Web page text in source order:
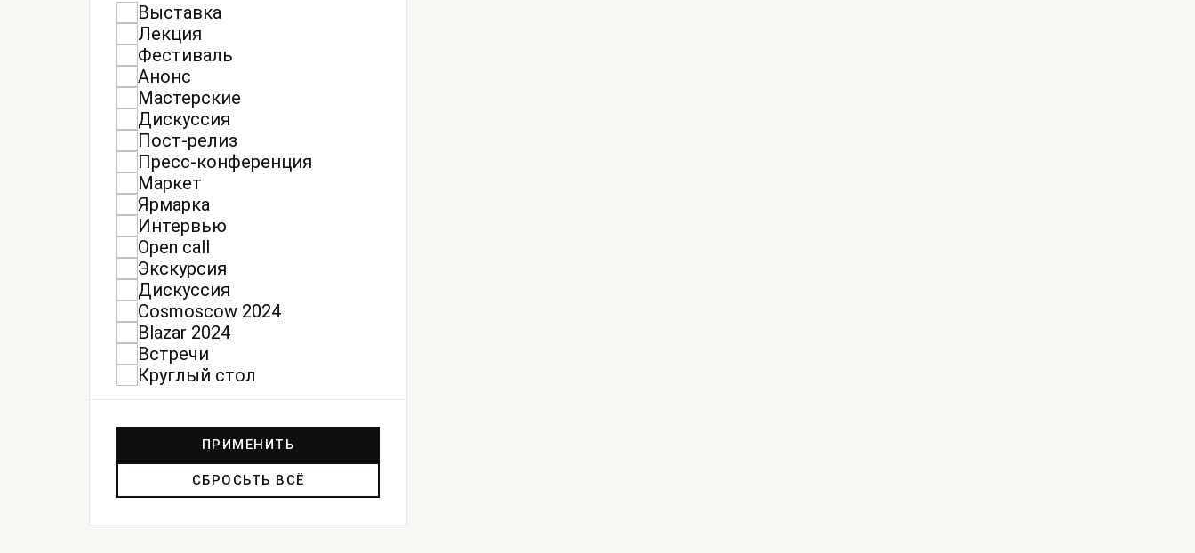
Выставка
Лекция
Фестиваль
Анонс
Мастерские
Дискуссия
Пост-релиз
Пресс-конференция
Маркет
Ярмарка
Интервью
Open call
Экскурсия
Дискуссия
Cosmoscow 2024
Blazar 2024
Встречи
Круглый стол
ПРИМЕНИТЬ
СБРОСЬТЬ ВСЁ